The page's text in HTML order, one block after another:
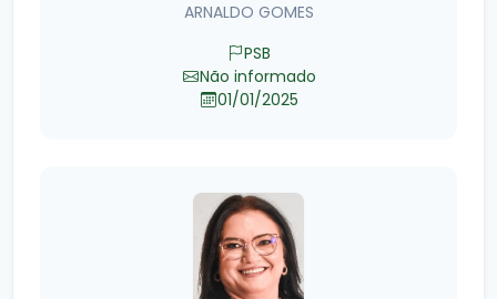
ARNALDO GOMES
PSB
Não informado
01/01/2025